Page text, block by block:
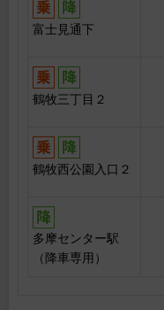
富士見通下
鶴牧三丁目２
鶴牧西公園入口２
多摩センター駅
（降車専用）